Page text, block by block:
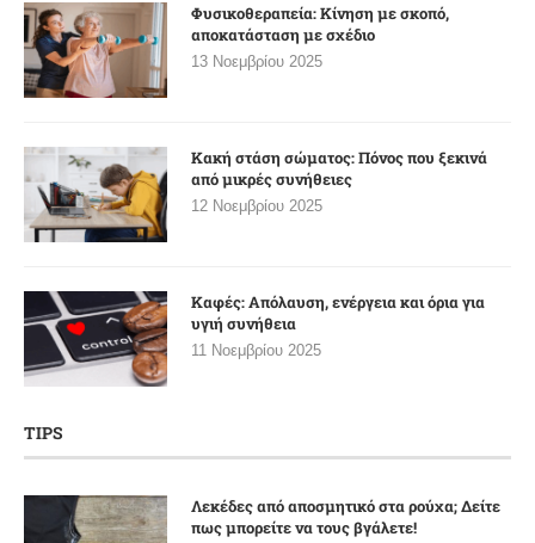
Φυσικοθεραπεία: Κίνηση με σκοπό,
αποκατάσταση με σχέδιο
13 Νοεμβρίου 2025
Κακή στάση σώματος: Πόνος που ξεκινά
από μικρές συνήθειες
12 Νοεμβρίου 2025
Καφές: Απόλαυση, ενέργεια και όρια για
υγιή συνήθεια
11 Νοεμβρίου 2025
TIPS
Λεκέδες από αποσμητικό στα ρούχα; Δείτε
πως μπορείτε να τους βγάλετε!